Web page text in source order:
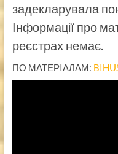
задекларувала
Інформації про
реєстрах немає.
ПО МАТЕРIАЛАМ: